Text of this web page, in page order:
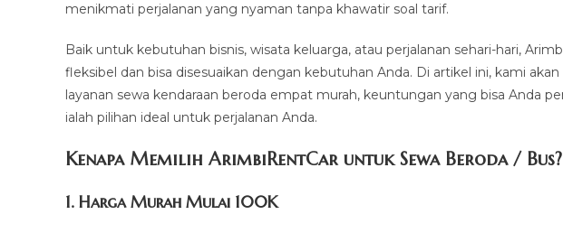
menikmati perjalanan yang nyaman tanpa khawatir soal tarif.
Baik untuk kebutuhan bisnis, wisata keluarga, atau perjalanan sehari-hari,
fleksibel dan bisa disesuaikan dengan kebutuhan Anda. Di artikel ini, kami
layanan sewa kendaraan beroda empat murah, keuntungan yang bisa Anda
ialah pilihan ideal untuk perjalanan Anda.
Kenapa Memilih ArimbiRentCar untuk Sewa Beroda / Bus?
1. Harga Murah Mulai 100K